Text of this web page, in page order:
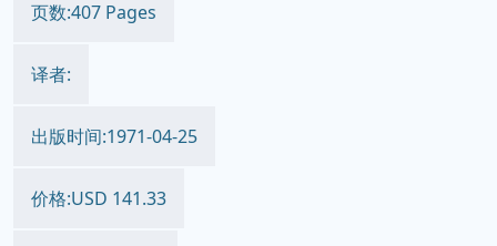
页数:407 Pages
译者:
出版时间:1971-04-25
价格:USD 141.33